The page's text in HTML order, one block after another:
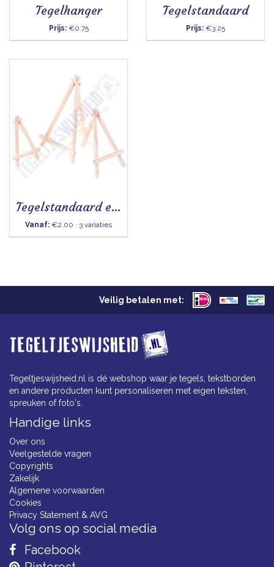
Tegelhanger
Prijs:€0.75
Tegelstandaard
Prijs: €3.25
Tegelstandaard ezel
Vanaf: €2.00 · 3 variaties
Veilig betalen met:
Tegeltjeswijsheid.nl is dé webshop waar je tegels, tekstborden
en andere producten kunt personaliseren met eigen teksten,
spreuken of foto's.
Handige links
Over ons
Veelgestelde vragen
Copyrights
Zakelijk
Algemene voorwaarden
Cookies
Privacy Statement & AVG
Volg ons op social media
Facebook